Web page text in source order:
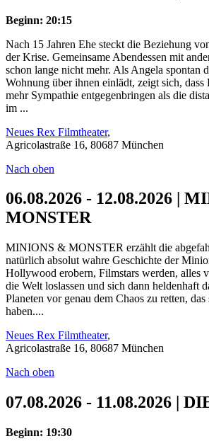
Beginn: 20:15
Nach 15 Jahren Ehe steckt die Beziehung
der Krise. Gemeinsame Abendessen mit
schon lange nicht mehr. Als Angela spontan
Wohnung über ihnen einlädt, zeigt sich,
mehr Sympathie entgegenbringen als die
im ...
Neues Rex Filmtheater,
Agricolastraße 16, 80687 München
Nach oben
06.08.2026 - 12.08.2026 |
MONSTER
MINIONS & MONSTER erzählt die
natürlich absolut wahre Geschichte der
Hollywood erobern, Filmstars werden, alles
die Welt loslassen und sich dann heldenhaft
Planeten vor genau dem Chaos zu retten, das
haben....
Neues Rex Filmtheater,
Agricolastraße 16, 80687 München
Nach oben
07.08.2026 - 11.08.2026 |
Beginn: 19:30